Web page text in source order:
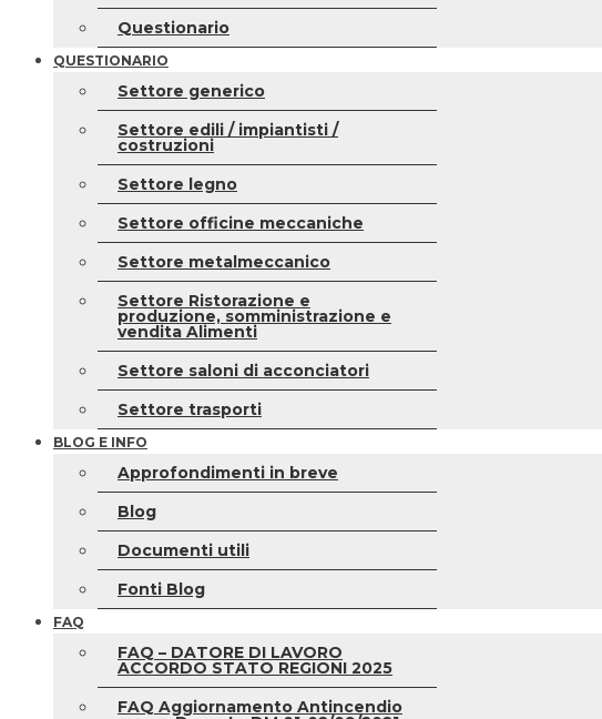
Questionario
QUESTIONARIO
Settore generico
Settore edili / impiantisti /
costruzioni
Settore legno
Settore officine meccaniche
Settore metalmeccanico
Settore Ristorazione e
produzione, somministrazione e
vendita Alimenti
Settore saloni di acconciatori
Settore trasporti
BLOG E INFO
Approfondimenti in breve
Blog
Documenti utili
Fonti Blog
FAQ
FAQ – DATORE DI LAVORO
ACCORDO STATO REGIONI 2025
FAQ Aggiornamento Antincendio